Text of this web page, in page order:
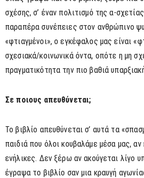
σχέσης, σ’ έναν πολιτισμό της α-
παραπέρα συνέπειες στον ανθρώπινο
«φτιαγμένοι», ο εγκέφαλος μας είναι
σχεσιακά/κοινωνικά όντα, οπότε η μη
πραγματικότητα την πιο βαθιά
Σε ποιους απευθύνεται;
Το βιβλίο απευθύνεται σ’ αυτά τα
παιδιά που όλοι κουβαλάμε μέσα μας, αν
ενήλικες. Δεν ξέρω αν ακούγεται λίγο
έγραψα το βιβλίο σαν μια κραυγή